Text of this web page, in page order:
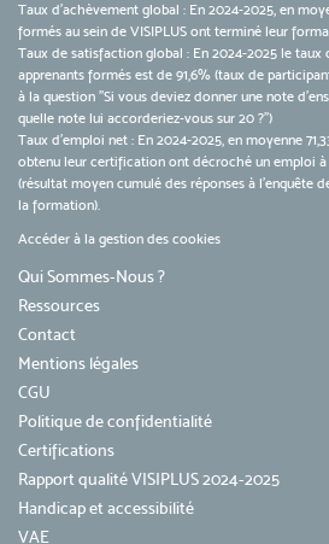
Taux d’achèvement global : En 2024-2025, en
formés au sein de VISIPLUS ont terminé leur
Taux de satisfaction global : En 2024-2025 le
apprenants formés est de 91,6% (taux de
à la question "Si vous deviez donner une note
quelle note lui accorderiez-vous sur 20 ?")
Taux d’emploi net : En 2024-2025, en moyenne
obtenu leur certification ont décroché un emploi
(résultat moyen cumulé des réponses à l'enquête
la formation).
Accéder à la gestion des cookies
Qui Sommes-Nous ?
Ressources
Contact
Mentions légales
CGU
Politique de confidentialité
Certifications
Rapport qualité VISIPLUS 2024-2025
Handicap et accessibilité
VAE